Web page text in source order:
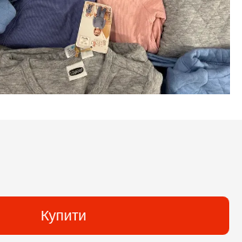
Купити